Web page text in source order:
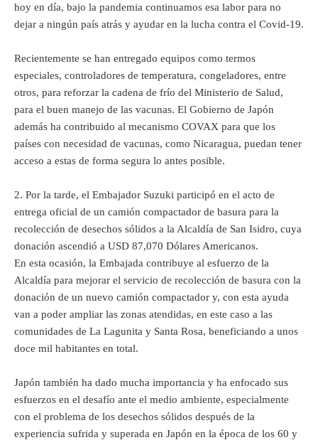
hoy en día, bajo la pandemia continuamos esa labor para no
dejar a ningún país atrás y ayudar en la lucha contra el Covid-19.
Recientemente se han entregado equipos como termos
especiales, controladores de temperatura, congeladores, entre
otros, para reforzar la cadena de frío del Ministerio de Salud,
para el buen manejo de las vacunas. El Gobierno de Japón
además ha contribuido al mecanismo COVAX para que los
países con necesidad de vacunas, como Nicaragua, puedan tener
acceso a estas de forma segura lo antes posible.
2. Por la tarde, el Embajador Suzuki participó en el acto de
entrega oficial de un camión compactador de basura para la
recolección de desechos sólidos a la Alcaldía de San Isidro, cuya
donación ascendió a USD 87,070 Dólares Americanos.
En esta ocasión, la Embajada contribuye al esfuerzo de la
Alcaldía para mejorar el servicio de recolección de basura con la
donación de un nuevo camión compactador y, con esta ayuda
van a poder ampliar las zonas atendidas, en este caso a las
comunidades de La Lagunita y Santa Rosa, beneficiando a unos
doce mil habitantes en total.
Japón también ha dado mucha importancia y ha enfocado sus
esfuerzos en el desafío ante el medio ambiente, especialmente
con el problema de los desechos sólidos después de la
experiencia sufrida y superada en Japón en la época de los 60 y